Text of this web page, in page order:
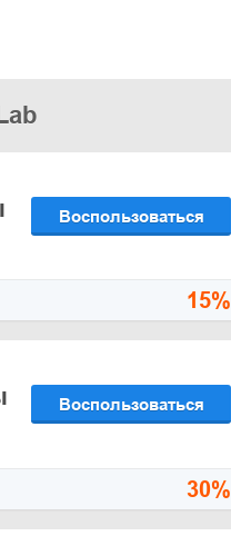
Воспользоваться
15%
Воспользоваться
30%